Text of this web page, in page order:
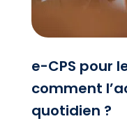
e-CPS pour
comment
quotidien ?